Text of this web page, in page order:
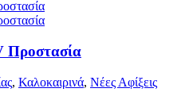
Προστασία
, Καλοκαιρινά, Νέες Αφίξεις